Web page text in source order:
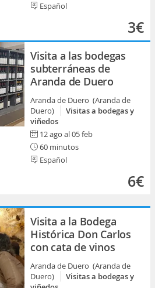
Español
3€
Visita a las bodegas
subterráneas de
Aranda de Duero
Aranda de Duero (Aranda de
Duero)
Visitas a bodegas y
viñedos
12 ago al 05 feb
60 minutos
Español
6€
Visita a la Bodega
Histórica Don Carlos
con cata de vinos
Aranda de Duero (Aranda de
Duero)
Visitas a bodegas y